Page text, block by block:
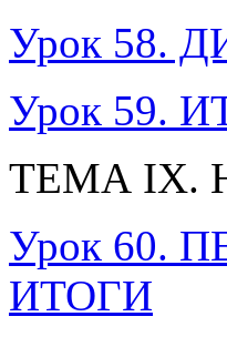
Урок 58.
Урок 59.
ТЕМА IX.
Урок 60.
ИТОГИ